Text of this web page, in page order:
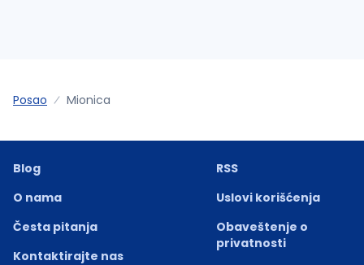
Posao Mionica
Blog
O nama
Česta pitanja
Kontaktirajte nas
RSS
Uslovi korišćenja
Obaveštenje o
privatnosti